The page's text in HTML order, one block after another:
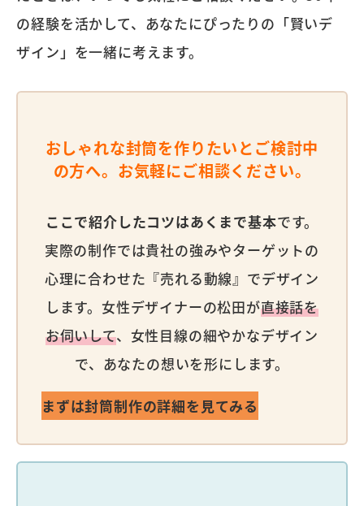
の経験を活かして、あなたにぴったりの「賢いデ
ザイン」を一緒に考えます。
おしゃれな封筒を作りたいとご検討中
の方へ。お気軽にご相談ください。
ここで紹介したコツはあくまで基本です。
実際の制作では貴社の強みやターゲットの
心理に合わせた『売れる動線』でデザイン
します。女性デザイナーの松田が直接話を
お伺いして、女性目線の細やかなデザイン
で、あなたの想いを形にします。
まずは封筒制作の詳細を見てみる